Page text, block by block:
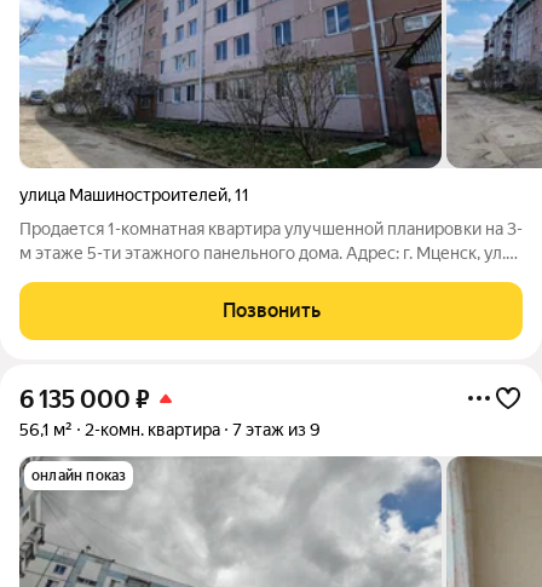
улица Машиностроителей,11
Продается 1-комнатная квартира улучшенной планировки на 3-
м этаже 5-ти этажного панельного дома. Адрес: г. Мценск, ул.
современном и престижном районе города на новой стороне
Бама и готова к
Позвонить
6 135 000 ₽
56,1 м² 2-комн. квартира 7 этаж из 9
онлайн показ